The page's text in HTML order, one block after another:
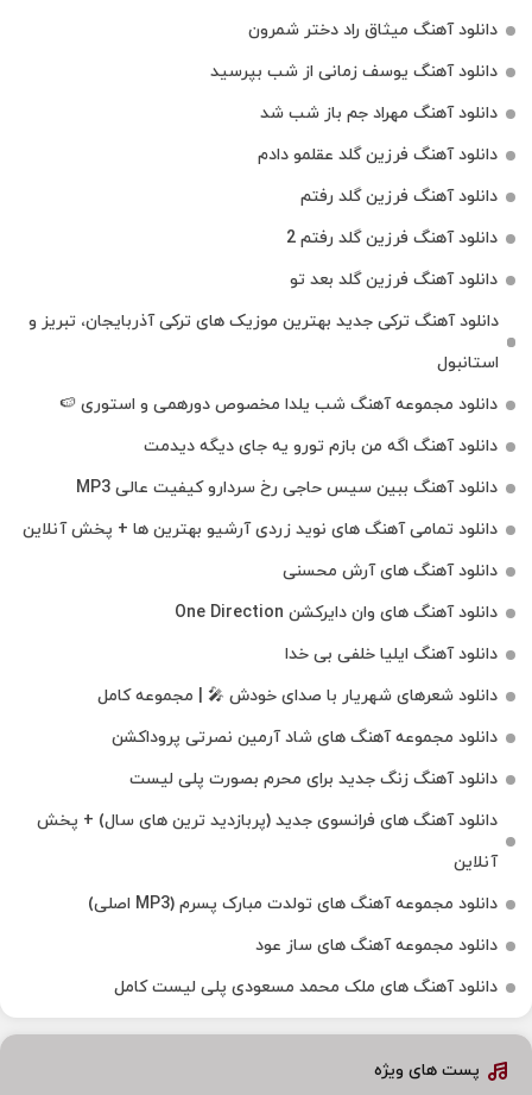
دانلود آهنگ میثاق راد دختر شمرون
دانلود آهنگ یوسف زمانی از شب بپرسید
دانلود آهنگ مهراد جم باز شب شد
دانلود آهنگ فرزین گلد عقلمو دادم
دانلود آهنگ فرزین گلد رفتم
دانلود آهنگ فرزین گلد رفتم 2
دانلود آهنگ فرزین گلد بعد تو
دانلود آهنگ ترکی جدید بهترین موزیک‌ های ترکی آذربایجان، تبریز و
استانبول
دانلود مجموعه آهنگ شب یلدا مخصوص دورهمی و استوری 🍉
دانلود آهنگ اگه من بازم تورو یه جای دیگه دیدمت
دانلود آهنگ ببین سیس حاجی رخ سردارو کیفیت عالی MP3
دانلود تمامی آهنگ های نوید زردی آرشیو بهترین ها + پخش آنلاین
دانلود آهنگ های آرش محسنی
دانلود آهنگ های وان دایرکشن One Direction
دانلود آهنگ ایلیا خلفی بی خدا
دانلود شعرهای شهریار با صدای خودش 🎤 | مجموعه کامل
دانلود مجموعه آهنگ های شاد آرمین نصرتی پروداکشن
دانلود آهنگ زنگ جدید برای محرم بصورت پلی لیست
دانلود آهنگ های فرانسوی جدید (پربازدید ترین های سال) + پخش
آنلاین
دانلود مجموعه آهنگ های تولدت مبارک پسرم (MP3 اصلی)
دانلود مجموعه آهنگ های ساز عود
دانلود آهنگ های ملک‌ محمد مسعودی پلی لیست کامل
پست های ویژه